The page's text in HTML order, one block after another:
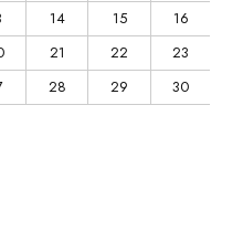
14 15
16
21 22
23
28 29 30